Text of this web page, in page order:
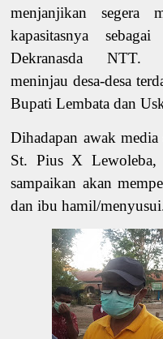
menjanjikan segera
kapasitasnya
Dekranasda NTT.
meninjau desa-desa
Bupati Lembata dan
Dihadapan awak
St. Pius X Lewoleba,
sampaikan akan
dan ibu hamil/